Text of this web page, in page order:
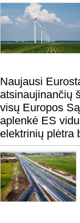
Naujausi
atsinaujinančių
visų Europos
aplenkė ES
elektrinių plėtra